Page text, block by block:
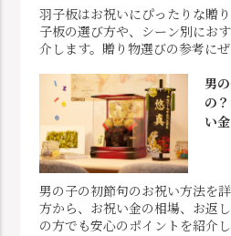
羽子板はお祝いにぴったりな贈
子板の選び方や、シーン別にお
介します。贈り物選びの参考に
男
の
い
男の子の初節句のお祝い方法を
方から、お祝い金の相場、お返
の方でも安心のポイントを紹介